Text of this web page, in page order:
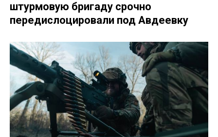
штурмовую бригаду срочно
передислоцировали под Авдеевку